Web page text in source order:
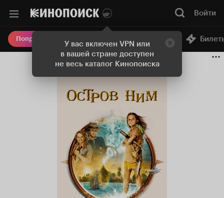
У вас включен VPN или
в вашей стране доступен
не весь каталог Кинопоиска
Войти
Попробовать Плюс Онлайн-кинотеатр